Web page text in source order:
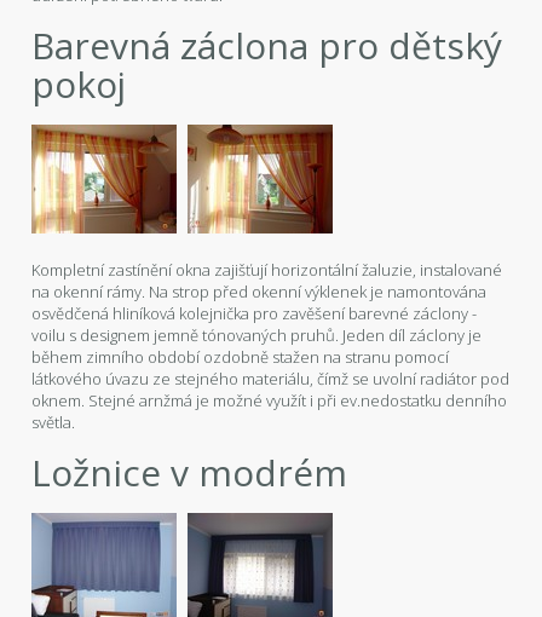
Barevná záclona pro dětský
pokoj
Kompletní zastínění okna zajišťují horizontální žaluzie, instalované
na okenní rámy. Na strop před okenní výklenek je namontována
osvědčená hliníková kolejnička pro zavěšení barevné záclony -
voilu s designem jemně tónovaných pruhů. Jeden díl záclony je
během zimního období ozdobně stažen na stranu pomocí
látkového úvazu ze stejného materiálu, čímž se uvolní radiátor pod
oknem. Stejné arnžmá je možné využít i při ev.nedostatku denního
světla.
Ložnice v modrém